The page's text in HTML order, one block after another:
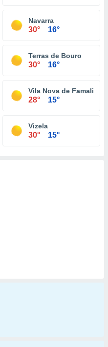
Navarra
30° 16°
Terras de Bouro
30° 16°
Vila Nova de Famalicão
28° 15°
Vizela
30° 15°